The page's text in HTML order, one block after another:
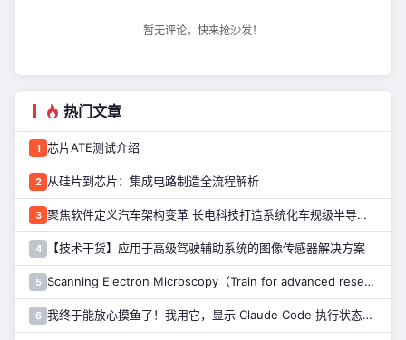
暂无评论，快来抢沙发！
热门文章
1 芯片ATE测试介绍
2 从硅片到芯片：集成电路制造全流程解析
3 聚焦软件定义汽车架构变革 长电科技打造系统化车规级半导体封测能力
4 【技术干货】应用于高级驾驶辅助系统的图像传感器解决方案
5 Scanning Electron Microscopy（Train for advanced research）扫描电子显微镜介绍（二）
6 我终于能放心摸鱼了！我用它，显示 Claude Code 执行状态……